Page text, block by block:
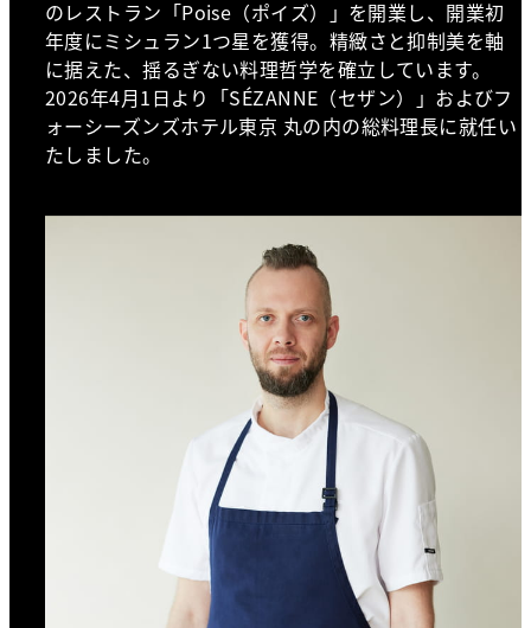
のレストラン「Poise（ポイズ）」を開業し、開業初
年度にミシュラン1つ星を獲得。精緻さと抑制美を軸
に据えた、揺るぎない料理哲学を確立しています。
2026年4月1日より「SÉZANNE（セザン）」およびフ
ォーシーズンズホテル東京 丸の内の総料理長に就任い
たしました。